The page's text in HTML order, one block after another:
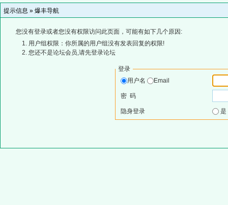
提示信息 » 爆丰导航
您没有登录或者您没有权限访问此页面，可能有如下几个原因:
用户组权限：你所属的用户组没有发表回复的权限!
您还不是论坛会员,请先登录论坛
登录
用户名
Email
密 码
隐身登录